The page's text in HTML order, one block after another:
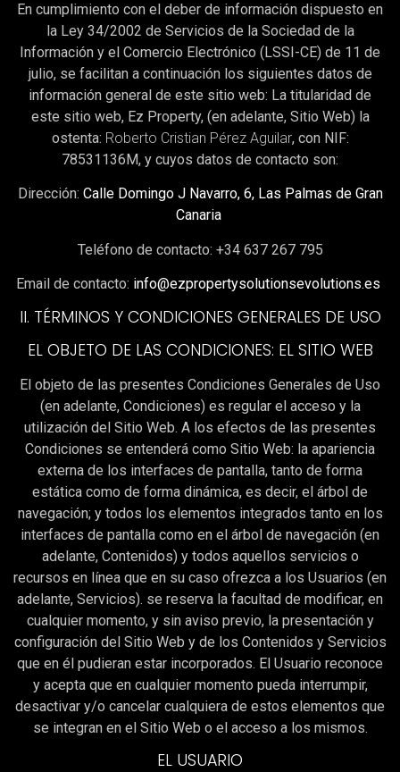
En cumplimiento con el deber de información dispuesto en
la Ley 34/2002 de Servicios de la Sociedad de la
Información y el Comercio Electrónico (LSSI-CE) de 11 de
julio, se facilitan a continuación los siguientes datos de
información general de este sitio web: La titularidad de
este sitio web, Ez Property, (en adelante, Sitio Web) la
ostenta: Roberto Cristian Pérez Aguilar, con NIF:
78531136M, y cuyos datos de contacto son:
Dirección: Calle Domingo J Navarro, 6, Las Palmas de Gran
Canaria
Teléfono de contacto: +34 637 267 795
Email de contacto: info@ezpropertysolutionsevolutions.es
II. TÉRMINOS Y CONDICIONES GENERALES DE USO
EL OBJETO DE LAS CONDICIONES: EL SITIO WEB
El objeto de las presentes Condiciones Generales de Uso
(en adelante, Condiciones) es regular el acceso y la
utilización del Sitio Web. A los efectos de las presentes
Condiciones se entenderá como Sitio Web: la apariencia
externa de los interfaces de pantalla, tanto de forma
estática como de forma dinámica, es decir, el árbol de
navegación; y todos los elementos integrados tanto en los
interfaces de pantalla como en el árbol de navegación (en
adelante, Contenidos) y todos aquellos servicios o
recursos en línea que en su caso ofrezca a los Usuarios (en
adelante, Servicios). se reserva la facultad de modificar, en
cualquier momento, y sin aviso previo, la presentación y
configuración del Sitio Web y de los Contenidos y Servicios
que en él pudieran estar incorporados. El Usuario reconoce
y acepta que en cualquier momento pueda interrumpir,
desactivar y/o cancelar cualquiera de estos elementos que
se integran en el Sitio Web o el acceso a los mismos.
EL USUARIO